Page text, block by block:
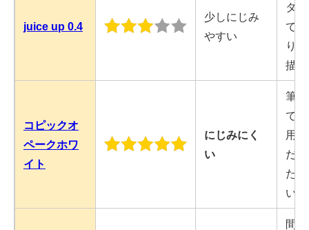
juice up 0.4
少しにじみ
やすい
タ
で
り
描
コピックオ
ペークホワ
イト
にじみにく
い
筆
で
用
だ
た
い）
間